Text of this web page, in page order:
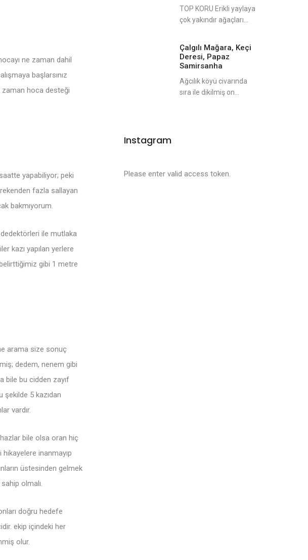
ne zaman dahil
başlarsınız
zaman hoca desteği
yapabiliyor; peki
fazla sallayan
bakmıyorum.
ile mutlaka
kazı yapılan yerlere
gibi 1 metre
arama size sonuç
dedem, nenem gibi
bile bu cidden zayıf
5 kazıdan
vardır.
bile olsa oran hiç
hikayelere inanmayıp
üstesinden gelmek
olmalı.
doğru hedefe
ekip içindeki her
olur.
TOP KORU Erikli yaylaya
çok yakındır ağaçları...
Çalgılı Mağara, Keçi
Deresi, Papaz
Samirsanha
Ağcılık köyü civarında
sıra ile dikilmiş on...
Instagram
Please enter valid access token.